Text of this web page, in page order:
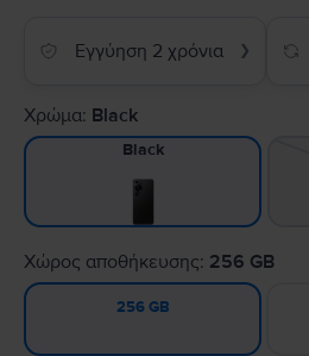
Εγγύηση 2 χρόνια ❯
Χρώμα: Black
Black
Χώρος αποθήκευσης: 256 GB
256 GB